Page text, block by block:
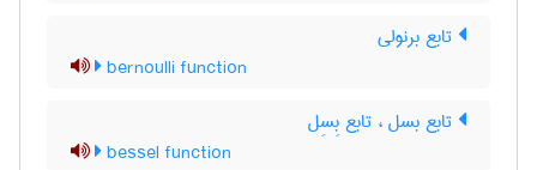
تابع برنولی
bernoulli function
تابع بسل ، تابع بِسِل
bessel function